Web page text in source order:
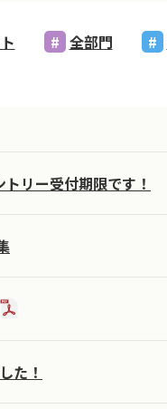
全部門
リー受付期限です！
た！